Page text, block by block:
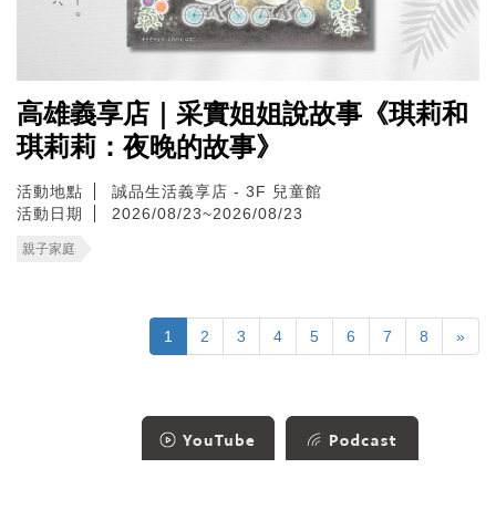
高雄義享店｜采實姐姐說故事《琪莉和
琪莉莉：夜晚的故事》
活動地點
誠品生活義享店 - 3F 兒童館
活動日期
2026/08/23~2026/08/23
親子家庭
1 2 3 4 5 6 7 8 »